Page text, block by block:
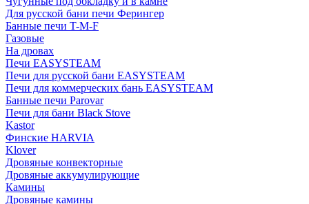
Для русской бани печи Ферингер
Банные печи T-M-F
Газовые
На дровах
Печи EASYSTEAM
Печи для русской бани EASYSTEAM
Печи для коммерческих бань EASYSTEAM
Банные печи Parovar
Печи для бани Black Stove
Kastor
Финские HARVIA
Klover
Дровяные конвекторные
Дровяные аккумулирующие
Камины
Дровяные камины